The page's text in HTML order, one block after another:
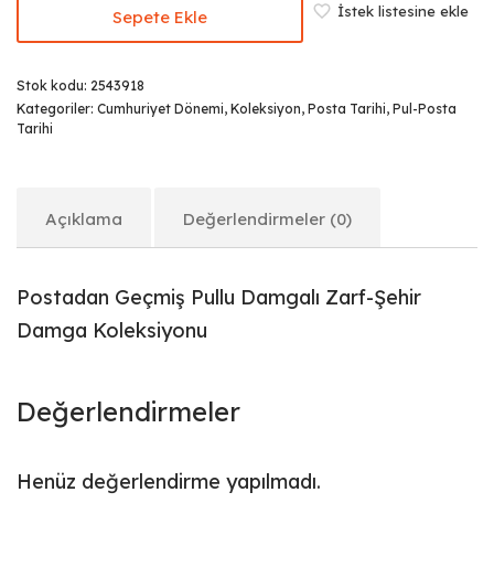
Sepete Ekle İstek listesine ekle
Stok kodu: 2543918
Kategoriler: Cumhuriyet Dönemi, Koleksiyon, Posta Tarihi, Pul-Posta
Tarihi
Açıklama Değerlendirmeler (0)
Postadan Geçmiş Pullu Damgalı Zarf-Şehir
Damga Koleksiyonu
Değerlendirmeler
Henüz değerlendirme yapılmadı.